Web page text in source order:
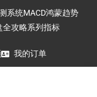
系统MACD鸿蒙趋势
全攻略系列指标
我的订单